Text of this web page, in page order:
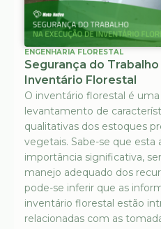
ENGENHARIA FLORESTAL
Segurança do
Inventário Florestal
O inventário florestal é
levantamento de
qualitativas dos estoques
vegetais. Sabe-se que esta
importância significativa,
manejo adequado dos
pode-se inferir que as
inventário florestal estão
relacionadas com as